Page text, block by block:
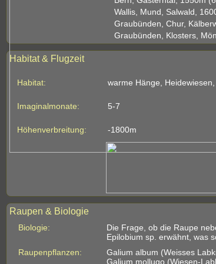
Wallis, Mund, Salwald,
Graubünden, Chur,
Graubünden, Klosters,
Habitat & Flugzeit
Habitat: warme Hänge,
Imaginalmonate: 5-7
Höhenverbreitung: -1800m
Raupen & Biologie
Biologie:
Die Frage, ob die Raupe
Epilobium sp. erwähnt, was
Raupenpflanzen:
Galium album (Weisses
Galium mollugo (Wiesen-